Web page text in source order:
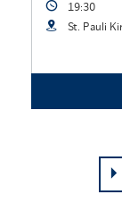
19:30
St. Pauli